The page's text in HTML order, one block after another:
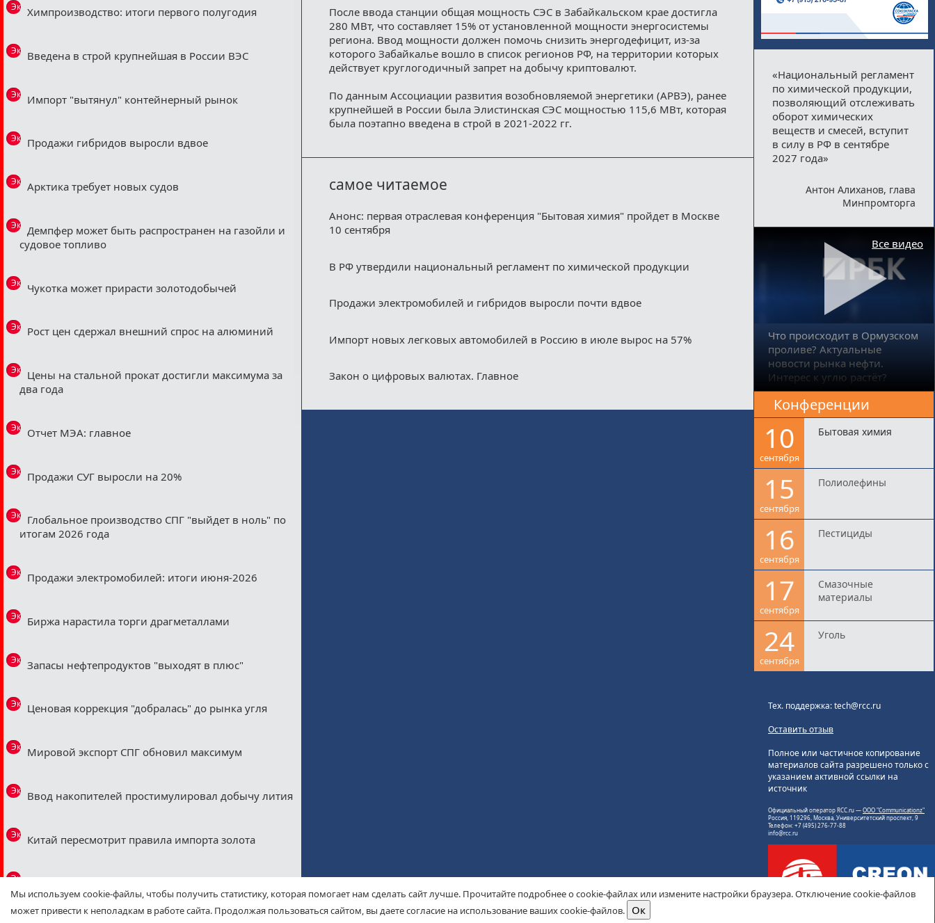
Эксклюзив
Химпроизводство: итоги первого полугодия
Эксклюзив
Введена в строй крупнейшая в России ВЭС
Эксклюзив
Импорт "вытянул" контейнерный рынок
Эксклюзив
Продажи гибридов выросли вдвое
Эксклюзив
Арктика требует новых судов
Эксклюзив
Демпфер может быть распространен на газойли и
судовое топливо
Эксклюзив
Чукотка может прирасти золотодобычей
Эксклюзив
Рост цен сдержал внешний спрос на алюминий
Эксклюзив
Цены на стальной прокат достигли максимума за
два года
Эксклюзив
Отчет МЭА: главное
Эксклюзив
Продажи СУГ выросли на 20%
Эксклюзив
Глобальное производство СПГ "выйдет в ноль" по
итогам 2026 года
Эксклюзив
Продажи электромобилей: итоги июня-2026
Эксклюзив
Биржа нарастила торги драгметаллами
Эксклюзив
Запасы нефтепродуктов "выходят в плюс"
Эксклюзив
Ценовая коррекция "добралась" до рынка угля
Эксклюзив
Мировой экспорт СПГ обновил максимум
Эксклюзив
Ввод накопителей простимулировал добычу лития
Эксклюзив
Китай пересмотрит правила импорта золота
Эксклюзив
После ввода станции общая мощность СЭС в Забайкальском крае достигла
280 МВт, что составляет 15% от установленной мощности энергосистемы
региона. Ввод мощности должен помочь снизить энергодефицит, из-за
которого Забайкалье вошло в список регионов РФ, на территории которых
действует круглогодичный запрет на добычу криптовалют.
По данным Ассоциации развития возобновляемой энергетики (АРВЭ), ранее
крупнейшей в России была Элистинская СЭС мощностью 115,6 МВт, которая
была поэтапно введена в строй в 2021-2022 гг.
самое читаемое
Анонс: первая отраслевая конференция "Бытовая химия" пройдет в Москве
10 сентября
В РФ утвердили национальный регламент по химической продукции
Продажи электромобилей и гибридов выросли почти вдвое
Импорт новых легковых автомобилей в Россию в июле вырос на 57%
Закон о цифровых валютах. Главное
«Национальный регламент
по химической продукции,
позволяющий отслеживать
оборот химических
веществ и смесей, вступит
в силу в РФ в сентябре
2027 года»
Антон Алиханов, глава
Минпромторга
Что происходит в Ормузском
проливе? Актуальные
новости рынка нефти.
Интерес к углю растёт?
Все видео
Конференции
10
сентября
Бытовая химия
15
сентября
Полиолефины
16
сентября
Пестициды
17
сентября
Смазочные
материалы
24
сентября
Уголь
Тех. поддержка: tech@rcc.ru
Оставить отзыв
Полное или частичное копирование
материалов сайта разрешено только с
указанием активной ссылки на
источник
Официальный оператор RCC.ru —ООО "Communicationz"
Россия, 119296, Москва, Университетский проспект, 9
Телефон: +7 (495) 276-77-88
info@rcc.ru
Мы используем cookie-файлы, чтобы получить статистику, которая помогает нам сделать сайт лучше. Прочитайте подробнее о cookie-файлах или измените настройки браузера. Отключение cookie-файлов
может привести к неполадкам в работе сайта. Продолжая пользоваться сайтом, вы даете согласие на использование ваших cookie-файлов.